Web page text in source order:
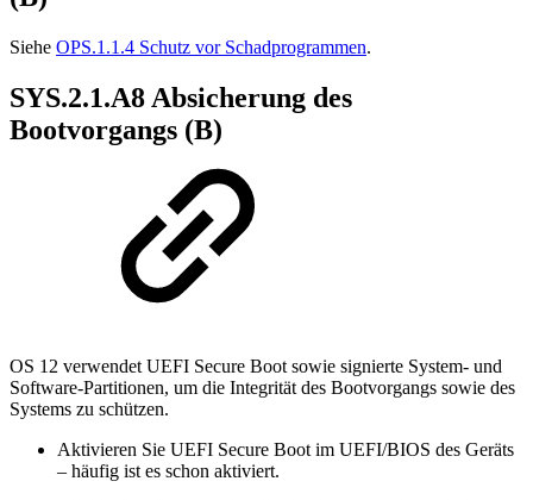
Siehe OPS.1.1.4 Schutz vor Schadprogrammen.
SYS.2.1.A8 Absicherung des
Bootvorgangs (B)
OS 12 verwendet UEFI Secure Boot sowie signierte System- und
Software-Partitionen, um die Integrität des Bootvorgangs sowie des
Systems zu schützen.
Aktivieren Sie UEFI Secure Boot im UEFI/BIOS des Geräts
– häufig ist es schon aktiviert.